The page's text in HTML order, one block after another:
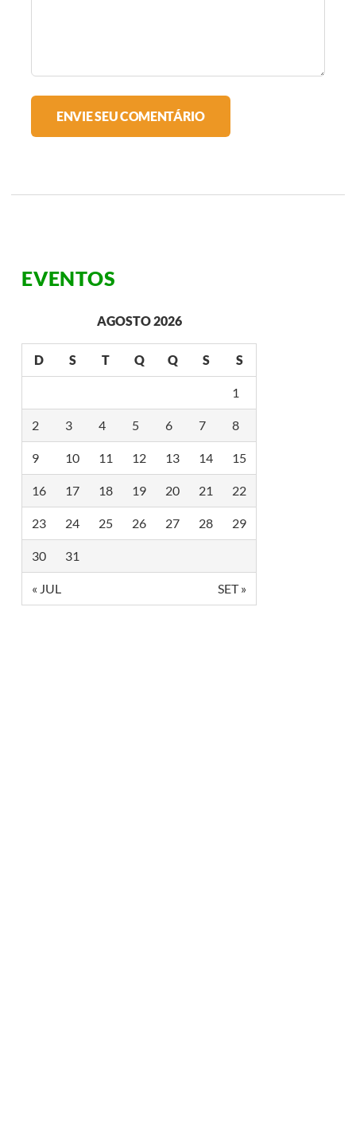
EVENTOS
AGOSTO 2026
D S T Q Q S S
1
2 3 4 5 6 7 8
9 10 11 12 13 14 15
16 17 18 19 20 21 22
23 24 25 26 27 28 29
30 31
« JUL SET »